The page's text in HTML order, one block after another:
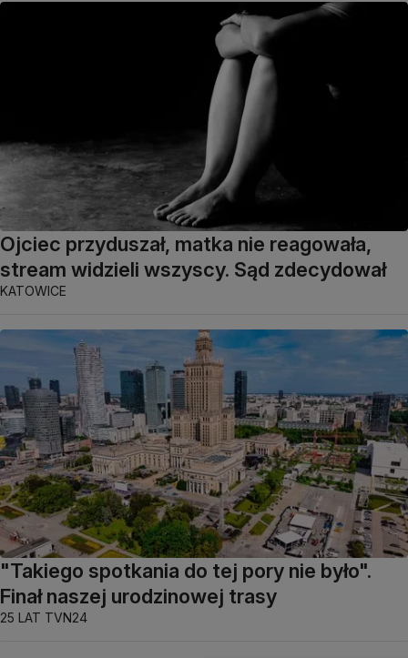
Ojciec przyduszał, matka nie reagowała,
stream widzieli wszyscy. Sąd zdecydował
KATOWICE
"Takiego spotkania do tej pory nie było".
Finał naszej urodzinowej trasy
25 LAT TVN24